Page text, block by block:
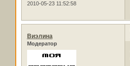
2010-05-23 11:52:58
Виэлина
Модератор